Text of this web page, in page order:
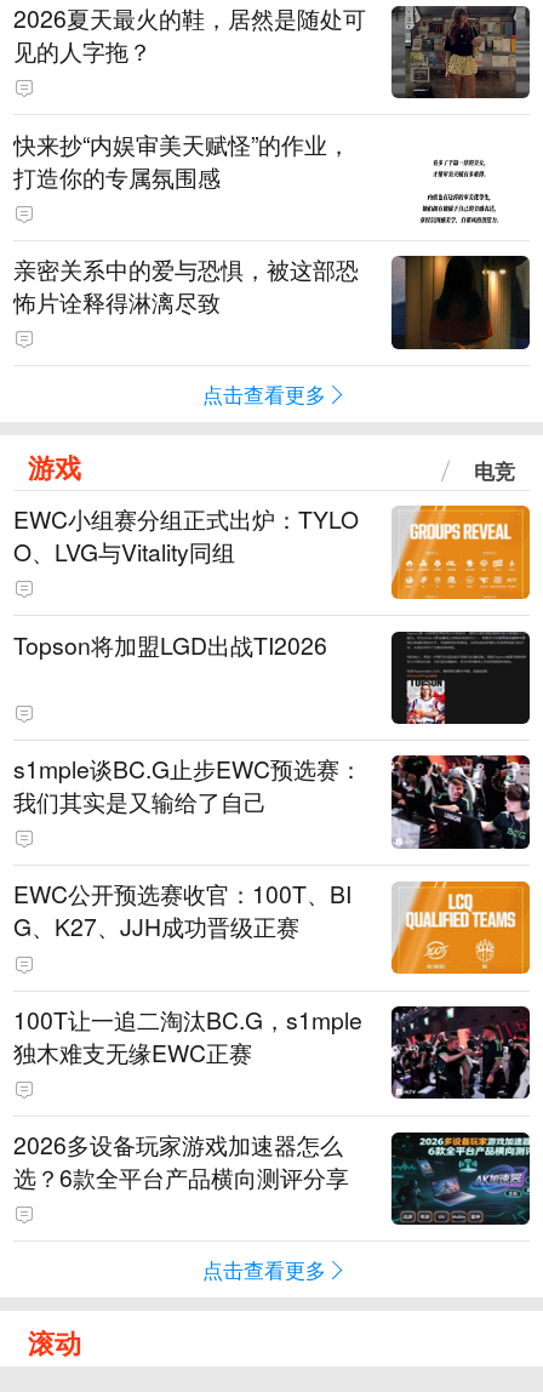
2026夏天最火的鞋，居然是随处可
见的人字拖？
快来抄“内娱审美天赋怪”的作业，
打造你的专属氛围感
亲密关系中的爱与恐惧，被这部恐
怖片诠释得淋漓尽致
点击查看更多
游戏 电竞
EWC小组赛分组正式出炉：TYLO
O、LVG与Vitality同组
Topson将加盟LGD出战TI2026
s1mple谈BC.G止步EWC预选赛：
我们其实是又输给了自己
EWC公开预选赛收官：100T、BI
G、K27、JJH成功晋级正赛
100T让一追二淘汰BC.G，s1mple
独木难支无缘EWC正赛
2026多设备玩家游戏加速器怎么
选？6款全平台产品横向测评分享
点击查看更多
滚动